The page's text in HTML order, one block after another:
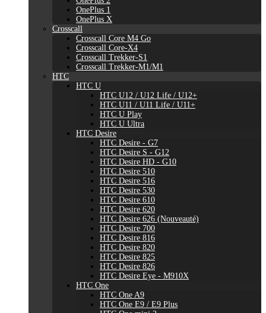
OnePlus 1
OnePlus X
Crosscall
Crosscall Core M4 Go
Crosscall Core-X4
Crosscall Trekker-S1
Crosscall Trekker-M1/M1
HTC
HTC U
HTC U12 / U12 Life / U12+
HTC U11 / U11 Life / U11+
HTC U Play
HTC U Ultra
HTC Desire
HTC Desire - G7
HTC Desire S - G12
HTC Desire HD - G10
HTC Desire 510
HTC Desire 516
HTC Desire 530
HTC Desire 610
HTC Desire 620
HTC Desire 626 (Nouveauté)
HTC Desire 700
HTC Desire 816
HTC Desire 820
HTC Desire 825
HTC Desire 826
HTC Desire Eye - M910X
HTC One
HTC One A9
HTC One E9 / E9 Plus